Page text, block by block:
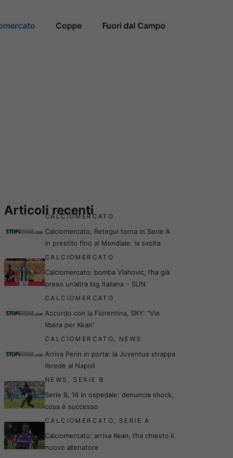
Coppe Fuori dal Campo
Articoli recenti
CALCIOMERCATO
Calciomercato, Retegui torna in Serie A
in prestito fino al Mondiale: la svolta
CALCIOMERCATO
Calciomercato: bomba Vlahovic, l’ha già
preso un’altra big italiana – SUN
CALCIOMERCATO
Accordo con la Fiorentina, SKY: “Via
libera per Kean”
CALCIOMERCATO, NEWS
Arriva Perin in porta: la Juventus strappa
l’erede al Napoli
NEWS , SERIE B
Serie B, 16 in ospedale: denuncia shock,
cosa è successo
CALCIOMERCATO, SERIE A
Calciomercato: arriva Kean, l’ha chiesto il
nuovo allenatore